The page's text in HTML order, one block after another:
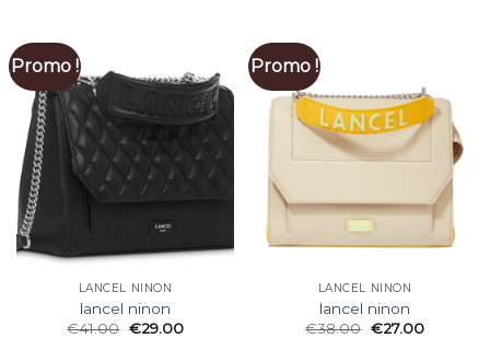
Promo !
LANCEL NINON
lancel ninon
€41.00 €29.00
Promo !
LANCEL NINON
lancel ninon
€38.00 €27.00